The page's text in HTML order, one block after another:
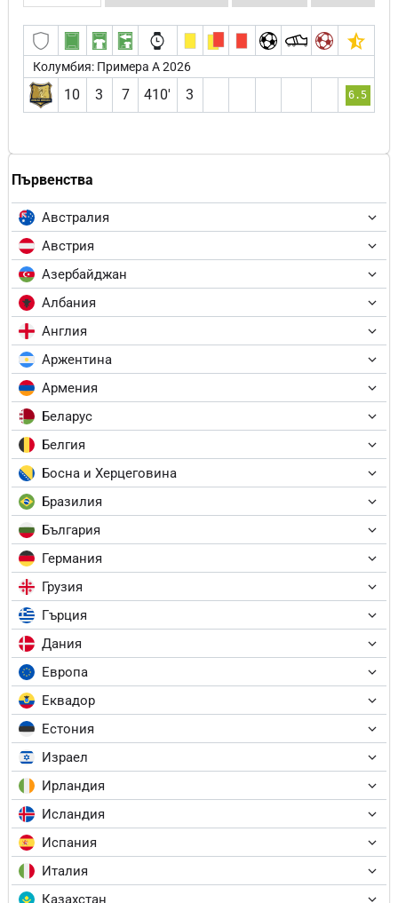
Първенства
Австралия
Австрия
Азербайджан
Албания
Англия
Аржентина
Армения
Беларус
Белгия
Босна и Херцеговина
Бразилия
България
Германия
Грузия
Гърция
Дания
Европа
Еквадор
Естония
Израел
Ирландия
Исландия
Испания
Италия
Казахстан
Колумбия: Примера А 2026
10 3 7 410′ 3 6.5